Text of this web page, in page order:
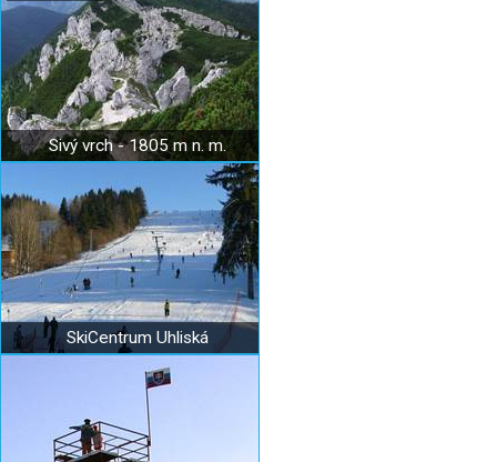
Sivý vrch - 1805 m n. m.
SkiCentrum Uhliská